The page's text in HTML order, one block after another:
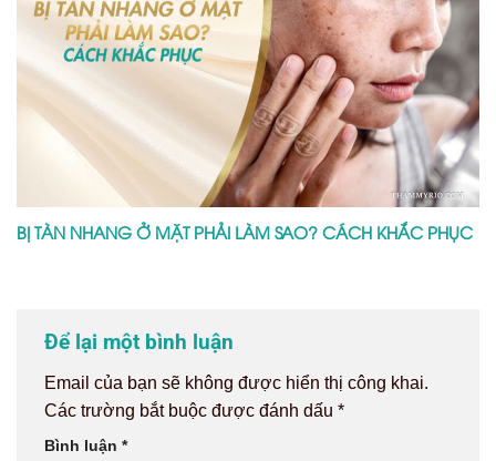
BỊ TÀN NHANG Ở MẶT PHẢI LÀM SAO? CÁCH KHẮC PHỤC
Để lại một bình luận
Email của bạn sẽ không được hiển thị công khai.
Các trường bắt buộc được đánh dấu *
Bình luận *